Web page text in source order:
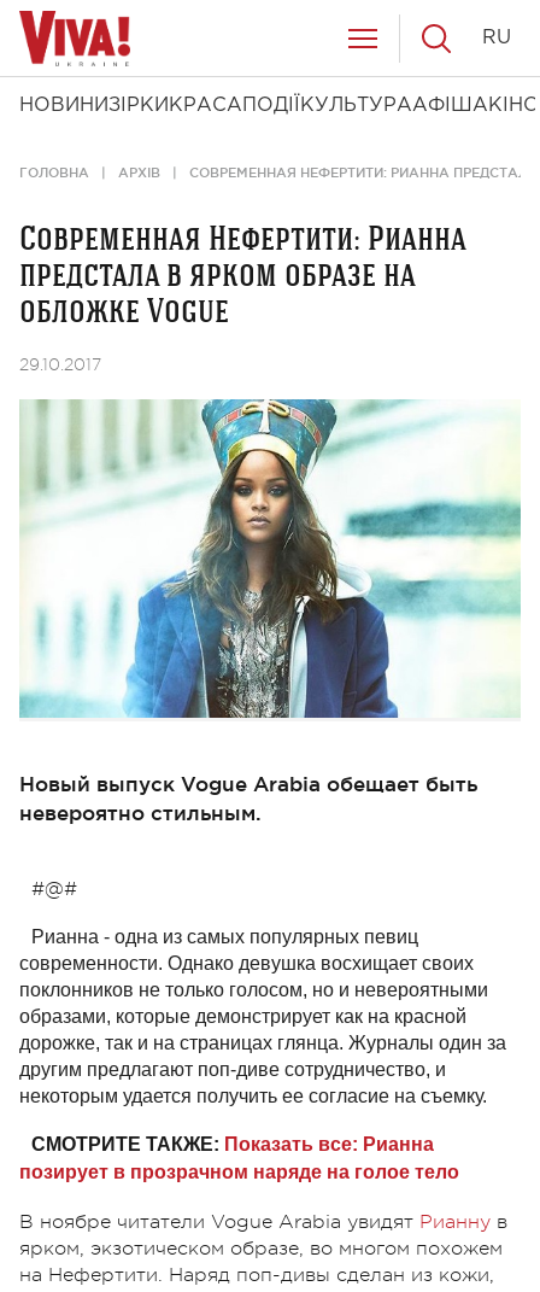
НОВИНИ ЗІРКИ КРАСА ПОДІЇ КУЛЬТУРААФІША КІНО
RU
ГОЛОВНА АРХІВ СОВРЕМЕННАЯ НЕФЕРТИТИ: РИАННА
Современная Нефертити: Рианна
предстала в ярком образе на
обложке Vogue
29.10.2017
Новый выпуск Vogue Arabia обещает быть
невероятно стильным.
#@#
Рианна - одна из самых популярных певиц
современности. Однако девушка восхищает своих
поклонников не только голосом, но и невероятными
образами, которые демонстрирует как на красной
дорожке, так и на страницах глянца. Журналы один за
другим предлагают поп-диве сотрудничество, и
некоторым удается получить ее согласие на съемку.
СМОТРИТЕ ТАКЖЕ: Показать все: Рианна
позирует в прозрачном наряде на голое тело
В ноябре читатели Vogue Arabia увидят Рианну в
ярком, экзотическом образе, во многом похожем
на Нефертити. Наряд поп-дивы сделан из кожи,